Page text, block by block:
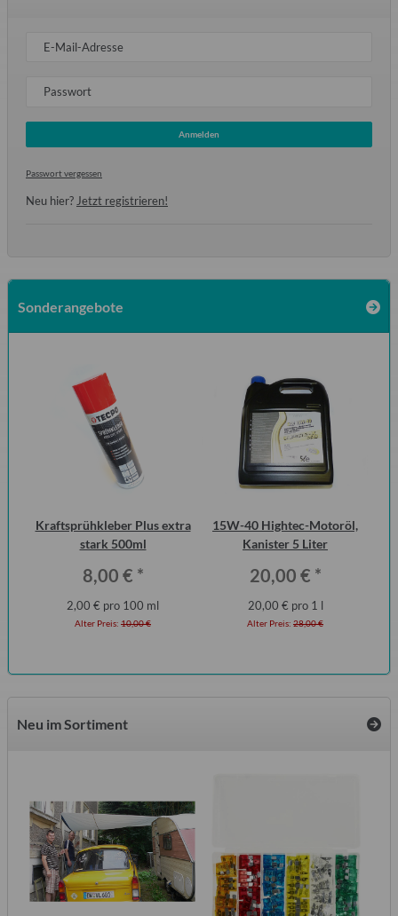
E-Mail-Adresse
Passwort
Anmelden
Passwort vergessen
Neu hier? Jetzt registrieren!
Sonderangebote
Kraftsprühkleber Plus extra
stark 500ml
8,00 € *
2,00 € pro 100 ml
Alter Preis: 10,00 €
15W-40 Hightec-Motoröl,
Kanister 5 Liter
20,00 € *
20,00 € pro 1 l
Alter Preis: 28,00 €
Neu im Sortiment